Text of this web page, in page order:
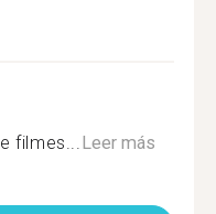
filmes...Leer más